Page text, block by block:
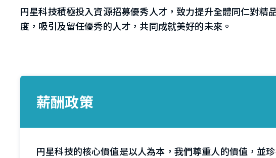
円星科技積極投入資源招募優秀人才，致力提升全體同仁對
度，吸引及留任優秀的人才，共同成就美好的未來。
薪酬政策
円星科技的核心價值是以人為本，我們尊重人的價值，並